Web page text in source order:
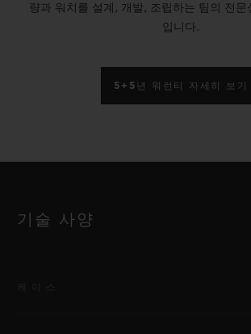
량과 워치를 설계, 개발, 조립하는 팀의 전
입니다.
5+5년 워런티 자세히 보기
기술 사양